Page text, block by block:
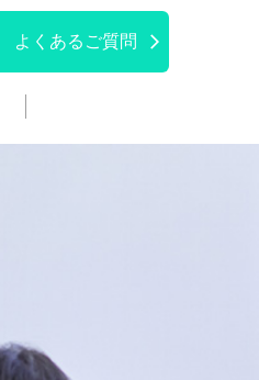
よくあるご質問